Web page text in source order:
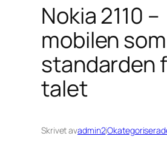
Nokia 2110 –
mobilen
standarden
talet
Skrivet avadmin2i